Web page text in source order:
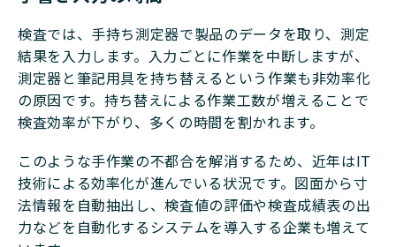
検査では、手持ち測定器で製品のデータを取り、測定
結果を入力します。入力ごとに作業を中断しますが、
測定器と筆記用具を持ち替えるという作業も非効率化
の原因です。持ち替えによる作業工数が増えることで
検査効率が下がり、多くの時間を割かれます。
このような手作業の不都合を解消するため、近年はIT
技術による効率化が進んでいる状況です。図面から寸
法情報を自動抽出し、検査値の評価や検査成績表の出
力などを自動化するシステムを導入する企業も増えて